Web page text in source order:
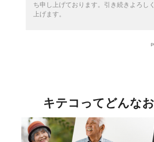
ち申し上げております。引き続きよろし
上げます。
キテコってどんな